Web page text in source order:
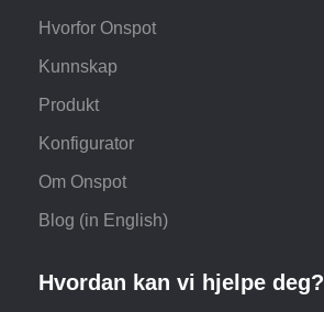
Hvorfor Onspot
Kunnskap
Produkt
Konfigurator
Om Onspot
Blog (in English)
Hvordan kan vi hjelpe deg?